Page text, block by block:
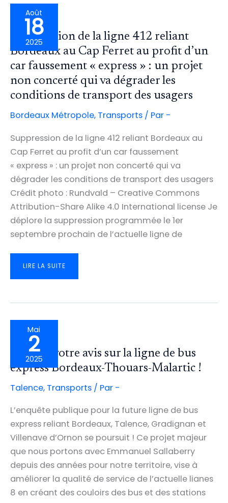
OU
CASSE-
TÊTE
?
RETROUVEZ
MON
INTERVIEW
SUR
TV7
Août
18
2025
Suppression de la ligne 412 reliant
Bordeaux au Cap Ferret au profit d’un
car faussement « express » : un projet
non concerté qui va dégrader les
conditions de transport des usagers
Bordeaux Métropole, Transports / Par -
Suppression de la ligne 412 reliant Bordeaux au
Cap Ferret au profit d’un car faussement
« express » : un projet non concerté qui va
dégrader les conditions de transport des usagers
Crédit photo : Rundvald – Creative Commons
Attribution-Share Alike 4.0 International license Je
déplore la suppression programmée le 1er
septembre prochain de l’actuelle ligne de
SUPPRESSION
AU
AU
PROFIT
D’UN
CAR
FAUSSEMENT
« EXPRESS »
UN
PROJET
NON
VA
DÉGRADER
CONDITIONS
DE
TRANSPORT
DES
USAGERS
LIRE LA SUITE
Mai
2
2025
Donnez votre avis sur la ligne de bus
express Bordeaux-Thouars-Malartic !
Talence, Transports / Par -
L’enquête publique pour la future ligne de bus
express reliant Bordeaux, Talence, Gradignan et
Villenave d’Ornon se poursuit ! Ce projet majeur
que nous portons avec Emmanuel Sallaberry
depuis des années pour notre territoire, vise à
améliorer la qualité de service de l’actuelle lianes
8 en créant des couloirs des bus et des stations